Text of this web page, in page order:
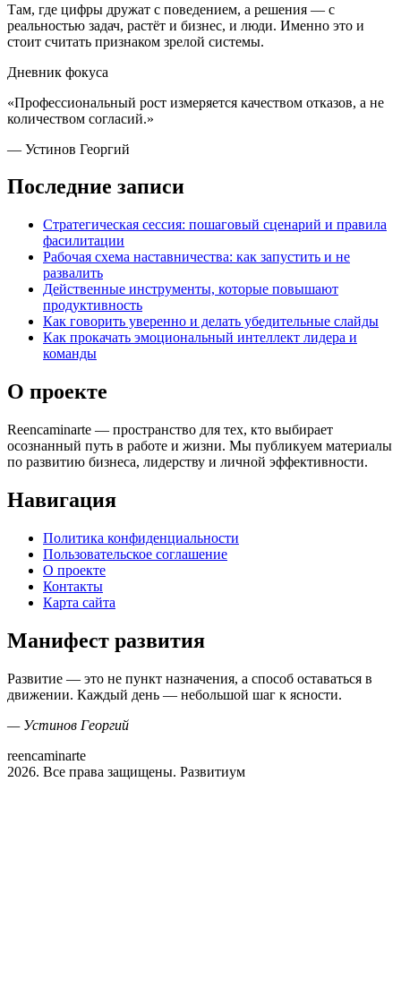
Там, где цифры дружат с поведением, а решения — с
реальностью задач, растёт и бизнес, и люди. Именно это и
стоит считать признаком зрелой системы.
Дневник фокуса
«Профессиональный рост измеряется качеством отказов, а не
количеством согласий.»
— Устинов Георгий
Последние записи
Стратегическая сессия: пошаговый сценарий и правила
фасилитации
Рабочая схема наставничества: как запустить и не
развалить
Действенные инструменты, которые повышают
продуктивность
Как говорить уверенно и делать убедительные слайды
Как прокачать эмоциональный интеллект лидера и
команды
О проекте
Reencaminarte — пространство для тех, кто выбирает
осознанный путь в работе и жизни. Мы публикуем материалы
по развитию бизнеса, лидерству и личной эффективности.
Навигация
Политика конфиденциальности
Пользовательское соглашение
О проекте
Контакты
Карта сайта
Манифест развития
Развитие — это не пункт назначения, а способ оставаться в
движении. Каждый день — небольшой шаг к ясности.
— Устинов Георгий
reencaminarte
2026. Все права защищены. Развитиум